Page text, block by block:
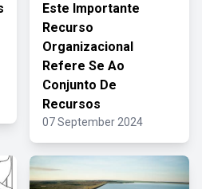
Este Importante
Recurso
Organizacional
Refere Se Ao
Conjunto De
Recursos
07 September 2024